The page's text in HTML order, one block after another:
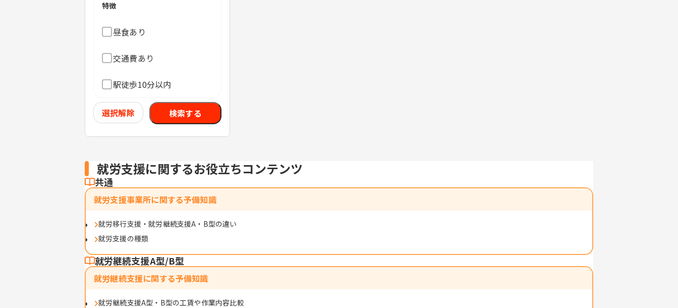
特徴
昼食あり
交通費あり
駅徒歩10分以内
選択解除 検索する
就労支援に関するお役立ちコンテンツ
共通
就労支援事業所に関する予備知識
就労移行支援・就労継続支援A・B型の違い
就労支援の種類
就労継続支援A型/B型
就労継続支援に関する予備知識
就労継続支援A型・B型の工賃や作業内容比較